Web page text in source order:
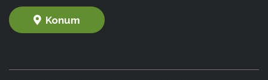
Konum